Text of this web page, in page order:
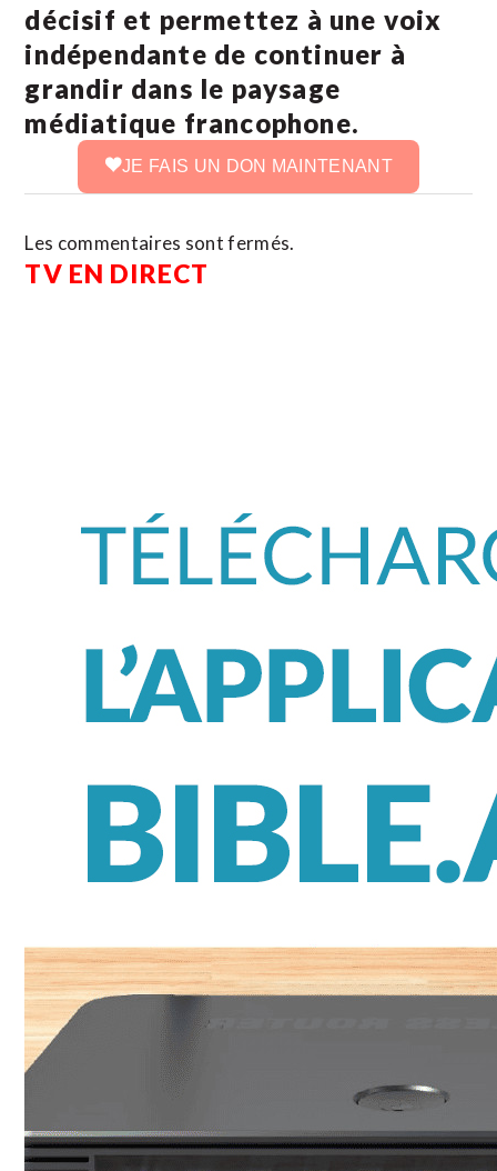
décisif et permettez à une voix
indépendante de continuer à
grandir dans le paysage
médiatique francophone.
JE FAIS UN DON MAINTENANT
Les commentaires sont fermés.
TV EN DIRECT